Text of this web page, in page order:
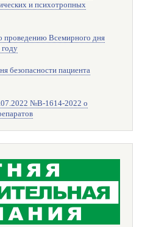
и психотропных
проведению Всемирного дня
году
безопасности пациента
№В-1614-2022 о